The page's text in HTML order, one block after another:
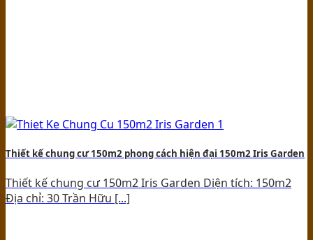
Thiết kế chung cư 150m2 phong cách hiện đại 150m2 Iris Garden
Thiết kế chung cư 150m2 Iris Garden Diện tích: 150m2
Địa chỉ: 30 Trần Hữu [...]